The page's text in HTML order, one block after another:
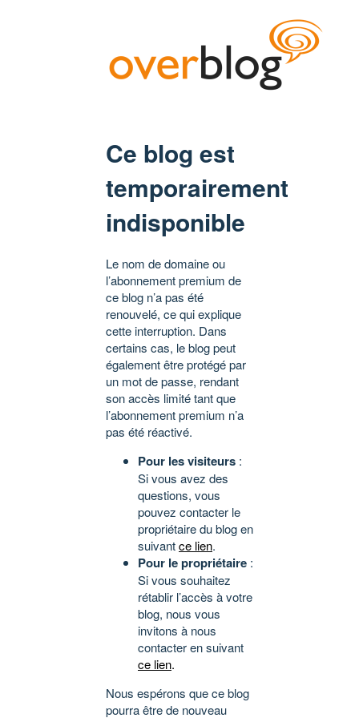
Ce blog est
temporairement
indisponible
Le nom de domaine ou
l’abonnement premium de
ce blog n’a pas été
renouvelé, ce qui explique
cette interruption. Dans
certains cas, le blog peut
également être protégé par
un mot de passe, rendant
son accès limité tant que
l’abonnement premium n’a
pas été réactivé.
Pour les visiteurs :
Si vous avez des
questions, vous
pouvez contacter le
propriétaire du blog en
suivantce lien.
Pour le propriétaire :
Si vous souhaitez
rétablir l’accès à votre
blog, nous vous
invitons à nous
contacter en suivant
ce lien.
Nous espérons que ce blog
pourra être de nouveau